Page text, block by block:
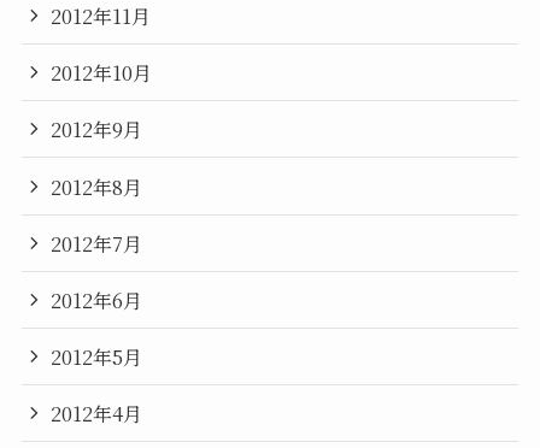
2012年11月
2012年10月
2012年9月
2012年8月
2012年7月
2012年6月
2012年5月
2012年4月